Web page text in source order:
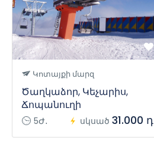
Կոտայքի մարզ
Ծաղկաձոր, Կեչարիս,
Ճոպանուղի
5Ժ․ սկսած 31.000 դ